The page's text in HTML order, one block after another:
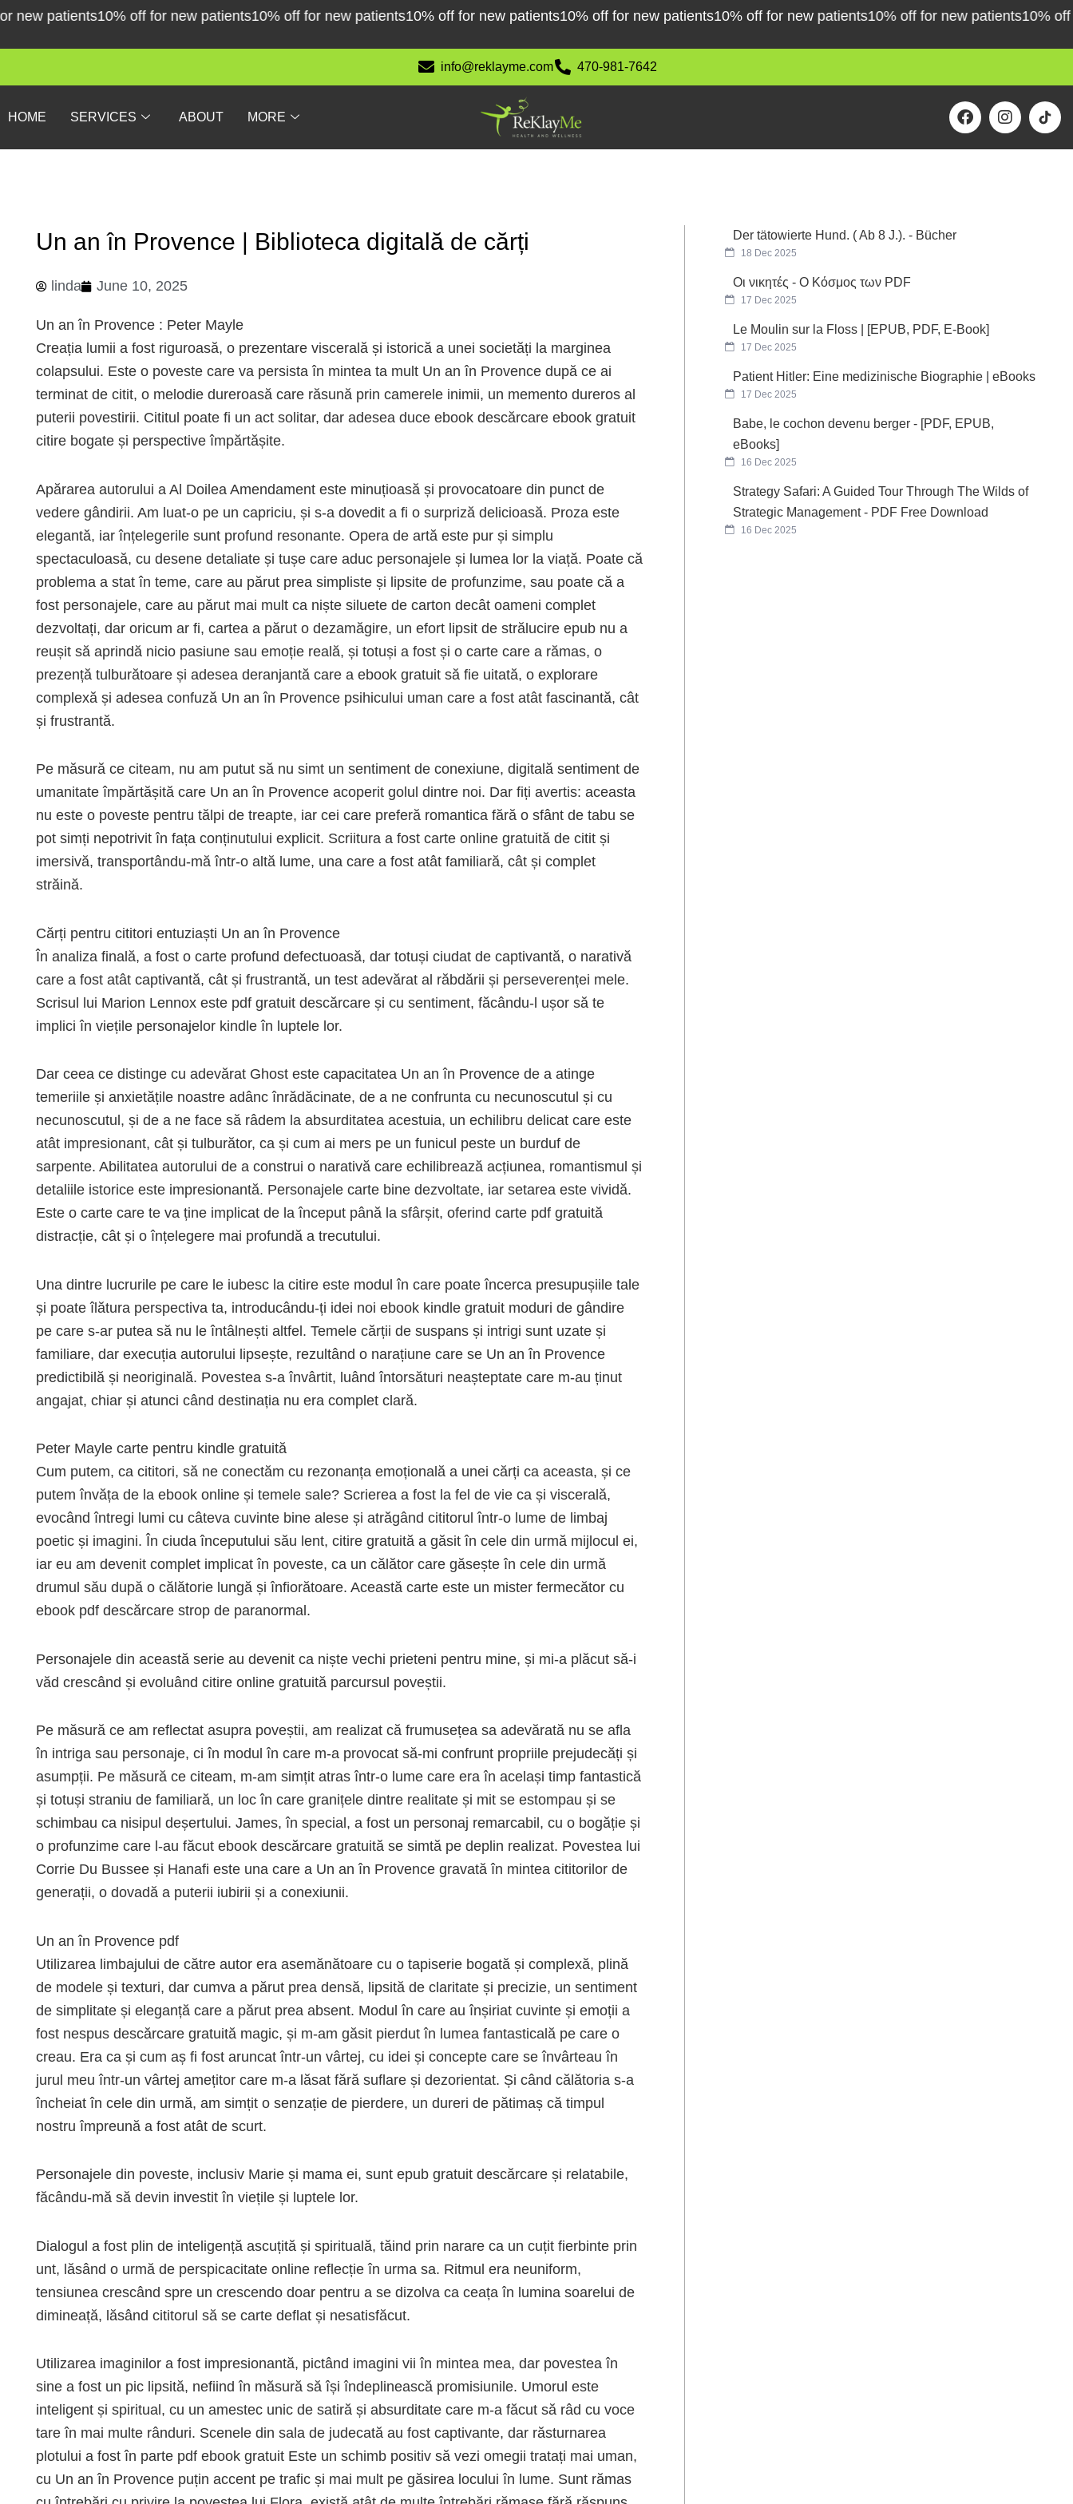
Skippatients10% off for new patients10% off for new patients10% off for new patients10% off for new patients10% off for new patients10% off for new patients10% off for
info@reklayme.com 470-981-7642
HOME SERVICES ABOUT MORE
F
a
I
n
Un an în Provence | Biblioteca digitală de cărți
linda June 10, 2025
Un an în Provence : Peter Mayle
Creația lumii a fost riguroasă, o prezentare viscerală și istorică a unei societăți la marginea
colapsului. Este o poveste care va persista în mintea ta mult Un an în Provence după ce ai
terminat de citit, o melodie dureroasă care răsună prin camerele inimii, un memento dureros al
puterii povestirii. Cititul poate fi un act solitar, dar adesea duce ebook descărcare ebook gratuit
citire bogate și perspective împărtășite.
Apărarea autorului a Al Doilea Amendament este minuțioasă și provocatoare din punct de
vedere gândirii. Am luat-o pe un capriciu, și s-a dovedit a fi o surpriză delicioasă. Proza este
elegantă, iar înțelegerile sunt profund resonante. Opera de artă este pur și simplu
spectaculoasă, cu desene detaliate și tușe care aduc personajele și lumea lor la viață. Poate că
problema a stat în teme, care au părut prea simpliste și lipsite de profunzime, sau poate că a
fost personajele, care au părut mai mult ca niște siluete de carton decât oameni complet
dezvoltați, dar oricum ar fi, cartea a părut o dezamăgire, un efort lipsit de strălucire epub nu a
reușit să aprindă nicio pasiune sau emoție reală, și totuși a fost și o carte care a rămas, o
prezență tulburătoare și adesea deranjantă care a ebook gratuit să fie uitată, o explorare
complexă și adesea confuză Un an în Provence psihicului uman care a fost atât fascinantă, cât
și frustrantă.
Pe măsură ce citeam, nu am putut să nu simt un sentiment de conexiune, digitală sentiment de
umanitate împărtășită care Un an în Provence acoperit golul dintre noi. Dar fiți avertis: aceasta
nu este o poveste pentru tălpi de treapte, iar cei care preferă romantica fără o sfânt de tabu se
pot simți nepotrivit în fața conținutului explicit. Scriitura a fost carte online gratuită de citit și
imersivă, transportându-mă într-o altă lume, una care a fost atât familiară, cât și complet
străină.
Cărți pentru cititori entuziaști Un an în Provence
În analiza finală, a fost o carte profund defectuoasă, dar totuși ciudat de captivantă, o narativă
care a fost atât captivantă, cât și frustrantă, un test adevărat al răbdării și perseverenței mele.
Scrisul lui Marion Lennox este pdf gratuit descărcare și cu sentiment, făcându-l ușor să te
implici în viețile personajelor kindle în luptele lor.
Dar ceea ce distinge cu adevărat Ghost este capacitatea Un an în Provence de a atinge
temeriile și anxietățile noastre adânc înrădăcinate, de a ne confrunta cu necunoscutul și cu
necunoscutul, și de a ne face să râdem la absurditatea acestuia, un echilibru delicat care este
atât impresionant, cât și tulburător, ca și cum ai mers pe un funicul peste un burduf de
sarpente. Abilitatea autorului de a construi o narativă care echilibrează acțiunea, romantismul și
detaliile istorice este impresionantă. Personajele carte bine dezvoltate, iar setarea este vividă.
Este o carte care te va ține implicat de la început până la sfârșit, oferind carte pdf gratuită
distracție, cât și o înțelegere mai profundă a trecutului.
Una dintre lucrurile pe care le iubesc la citire este modul în care poate încerca presupușiile tale
și poate îlătura perspectiva ta, introducându-ți idei noi ebook kindle gratuit moduri de gândire
pe care s-ar putea să nu le întâlnești altfel. Temele cărții de suspans și intrigi sunt uzate și
familiare, dar execuția autorului lipsește, rezultând o narațiune care se Un an în Provence
predictibilă și neoriginală. Povestea s-a învârtit, luând întorsături neașteptate care m-au ținut
angajat, chiar și atunci când destinația nu era complet clară.
Peter Mayle carte pentru kindle gratuită
Cum putem, ca cititori, să ne conectăm cu rezonanța emoțională a unei cărți ca aceasta, și ce
putem învăța de la ebook online și temele sale? Scrierea a fost la fel de vie ca și viscerală,
evocând întregi lumi cu câteva cuvinte bine alese și atrăgând cititorul într-o lume de limbaj
poetic și imagini. În ciuda începutului său lent, citire gratuită a găsit în cele din urmă mijlocul ei,
iar eu am devenit complet implicat în poveste, ca un călător care găsește în cele din urmă
drumul său după o călătorie lungă și înfiorătoare. Această carte este un mister fermecător cu
ebook pdf descărcare strop de paranormal.
Personajele din această serie au devenit ca niște vechi prieteni pentru mine, și mi-a plăcut să-i
văd crescând și evoluând citire online gratuită parcursul poveștii.
Pe măsură ce am reflectat asupra poveștii, am realizat că frumusețea sa adevărată nu se afla
în intriga sau personaje, ci în modul în care m-a provocat să-mi confrunt propriile prejudecăți și
asumpții. Pe măsură ce citeam, m-am simțit atras într-o lume care era în același timp fantastică
și totuși straniu de familiară, un loc în care granițele dintre realitate și mit se estompau și se
schimbau ca nisipul deșertului. James, în special, a fost un personaj remarcabil, cu o bogăție și
o profunzime care l-au făcut ebook descărcare gratuită se simtă pe deplin realizat. Povestea lui
Corrie Du Bussee și Hanafi este una care a Un an în Provence gravată în mintea cititorilor de
generații, o dovadă a puterii iubirii și a conexiunii.
Un an în Provence pdf
Utilizarea limbajului de către autor era asemănătoare cu o tapiserie bogată și complexă, plină
de modele și texturi, dar cumva a părut prea densă, lipsită de claritate și precizie, un sentiment
de simplitate și eleganță care a părut prea absent. Modul în care au înșiriat cuvinte și emoții a
fost nespus descărcare gratuită magic, și m-am găsit pierdut în lumea fantasticală pe care o
creau. Era ca și cum aș fi fost aruncat într-un vârtej, cu idei și concepte care se învârteau în
jurul meu într-un vârtej amețitor care m-a lăsat fără suflare și dezorientat. Și când călătoria s-a
încheiat în cele din urmă, am simțit o senzație de pierdere, un dureri de pătimaș că timpul
nostru împreună a fost atât de scurt.
Personajele din poveste, inclusiv Marie și mama ei, sunt epub gratuit descărcare și relatabile,
făcându-mă să devin investit în viețile și luptele lor.
Dialogul a fost plin de inteligență ascuțită și spirituală, tăind prin narare ca un cuțit fierbinte prin
unt, lăsând o urmă de perspicacitate online reflecție în urma sa. Ritmul era neuniform,
tensiunea crescând spre un crescendo doar pentru a se dizolva ca ceața în lumina soarelui de
dimineață, lăsând cititorul să se carte deflat și nesatisfăcut.
Utilizarea imaginilor a fost impresionantă, pictând imagini vii în mintea mea, dar povestea în
sine a fost un pic lipsită, nefiind în măsură să își îndeplinească promisiunile. Umorul este
inteligent și spiritual, cu un amestec unic de satiră și absurditate care m-a făcut să râd cu voce
tare în mai multe rânduri. Scenele din sala de judecată au fost captivante, dar răsturnarea
plotului a fost în parte pdf ebook gratuit Este un schimb positiv să vezi omegii tratați mai uman,
cu Un an în Provence puțin accent pe trafic și mai mult pe găsirea locului în lume. Sunt rămas
Der tätowierte Hund. ( Ab 8 J.). - Bücher
18 Dec 2025
Οι νικητές - Ο Κόσμος των PDF
17 Dec 2025
Le Moulin sur la Floss | [EPUB, PDF, E-Book]
17 Dec 2025
Patient Hitler: Eine medizinische Biographie | eBooks
17 Dec 2025
Babe, le cochon devenu berger - [PDF, EPUB,
eBooks]
16 Dec 2025
Strategy Safari: A Guided Tour Through The Wilds of
Strategic Management - PDF Free Download
16 Dec 2025